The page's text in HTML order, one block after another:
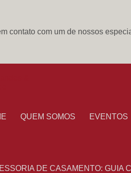
contato com um de nossos
QUEM SOMOS EVENTOS
DE CASAMENTO: GUIA